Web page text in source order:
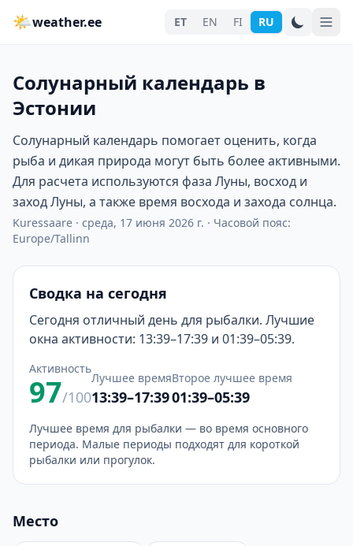
🌤weather.ee ET EN FI RU
Солунарный календарь в
Эстонии
Солунарный календарь помогает оценить, когда
рыба и дикая природа могут быть более активными.
Для расчета используются фаза Луны, восход и
заход Луны, а также время восхода и захода солнца.
Kuressaare · среда, 17 июня 2026 г. · Часовой пояс:
Europe/Tallinn
Сводка на сегодня
Сегодня отличный день для рыбалки. Лучшие
окна активности: 13:39–17:39 и 01:39–05:39.
Активность
97/100
Лучшее время
13:39–17:39
Второе лучшее время
01:39–05:39
Лучшее время для рыбалки — во время основного
периода. Малые периоды подходят для короткой
рыбалки или прогулок.
Место